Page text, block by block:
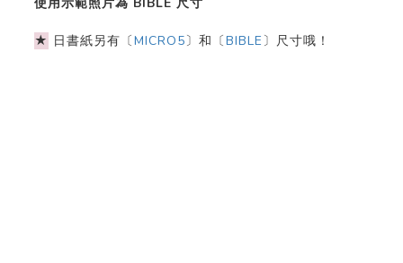
★ 日書紙另有〔MICRO5〕和〔BIBLE 〕尺寸哦！